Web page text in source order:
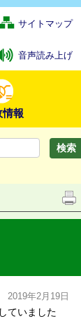
サイトマップ
音声読み上げ
情報
2019年2月19日
ていました